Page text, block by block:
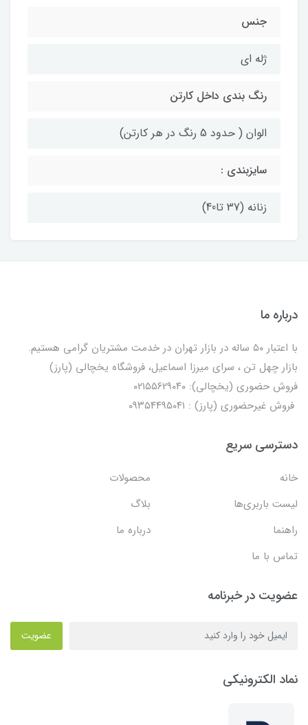
جنس
ژله ای
رنگ بندی داخل کارتن
الوان ( حدود 5 رنگ در هر کارتن)
سایزبندی :
زنانه (37 تا40)
درباره ما
با اعتبار ۵۰ ساله در بازار تهران در خدمت مشتریان گرامی هستیم.
بازار چهل تن ، سرای میرزا اسماعیل، فروشگاه یخچالی‌ (پارز)
فروش حضوری (یخچالی): ۰۲۱۵۵۶۲۹۰۴۰
فروش غیرحضوری (پارز) : ۰۹۳۵۴۴۹۵۰۴۱
دسترسی سریع
خانه
محصولات
لیست باربری‌ها
بلاگ
راهنما
درباره ما
تماس با ما
عضویت در خبرنامه
عضویت
نماد الکترونیکی